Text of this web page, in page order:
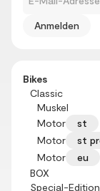
Bikes
Classic
Muskel
Motor
st
Motor
st
Motor
eu
BOX
Special-